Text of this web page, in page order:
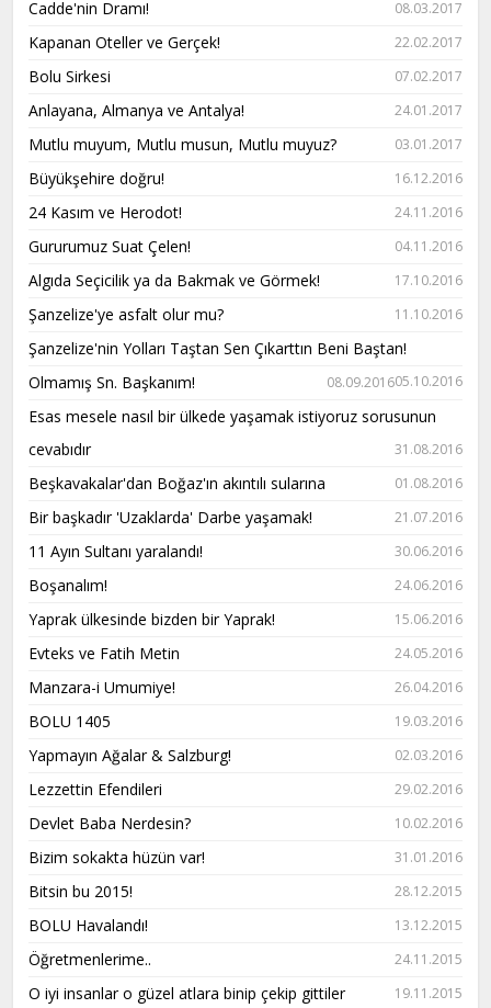
Cadde'nin Dramı! 08.03.2017
Kapanan Oteller ve Gerçek! 22.02.2017
Bolu Sirkesi 07.02.2017
Anlayana, Almanya ve Antalya! 24.01.2017
Mutlu muyum, Mutlu musun, Mutlu muyuz? 03.01.2017
Büyükşehire doğru! 16.12.2016
24 Kasım ve Herodot! 24.11.2016
Gururumuz Suat Çelen! 04.11.2016
Algıda Seçicilik ya da Bakmak ve Görmek! 17.10.2016
Şanzelize'ye asfalt olur mu? 11.10.2016
Şanzelize'nin Yolları Taştan Sen Çıkarttın Beni Baştan!
05.10.2016
Olmamış Sn. Başkanım! 08.09.2016
Esas mesele nasıl bir ülkede yaşamak istiyoruz sorusunun
cevabıdır
31.08.2016
Beşkavakalar'dan Boğaz'ın akıntılı sularına 01.08.2016
Bir başkadır 'Uzaklarda' Darbe yaşamak! 21.07.2016
11 Ayın Sultanı yaralandı! 30.06.2016
Boşanalım! 24.06.2016
Yaprak ülkesinde bizden bir Yaprak! 15.06.2016
Evteks ve Fatih Metin 24.05.2016
Manzara-i Umumiye! 26.04.2016
BOLU 1405 19.03.2016
Yapmayın Ağalar & Salzburg! 02.03.2016
Lezzettin Efendileri 29.02.2016
Devlet Baba Nerdesin? 10.02.2016
Bizim sokakta hüzün var! 31.01.2016
Bitsin bu 2015! 28.12.2015
BOLU Havalandı! 13.12.2015
Öğretmenlerime.. 24.11.2015
O iyi insanlar o güzel atlara binip çekip gittiler 19.11.2015